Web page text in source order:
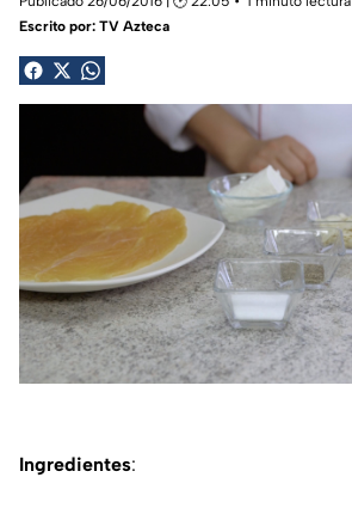
Escrito por: TV Azteca
Ingredientes: